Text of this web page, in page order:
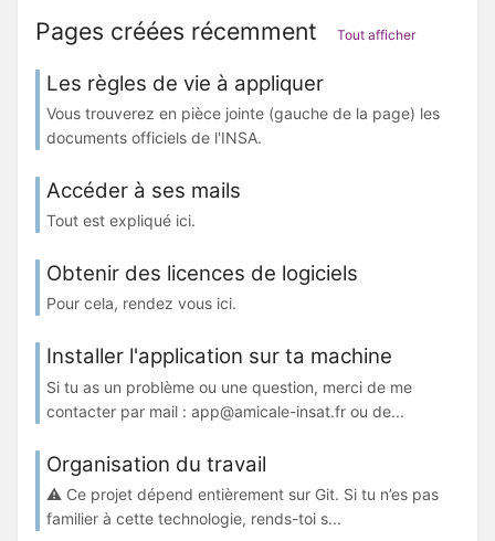
Pages créées récemment Tout afficher
Les règles de vie à appliquer
Vous trouverez en pièce jointe (gauche de la page) les
documents officiels de l'INSA.
Accéder à ses mails
Tout est expliqué ici.
Obtenir des licences de logiciels
Pour cela, rendez vous ici.
Installer l'application sur ta machine
Si tu as un problème ou une question, merci de me
contacter par mail : app@amicale-insat.fr ou de...
Organisation du travail
⚠️ Ce projet dépend entièrement sur Git. Si tu n’es pas
familier à cette technologie, rends-toi s...